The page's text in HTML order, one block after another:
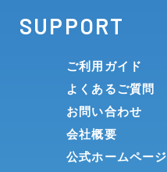
SUPPORT
ご利用ガイド
よくあるご質問
お問い合わせ
会社概要
公式ホームページ